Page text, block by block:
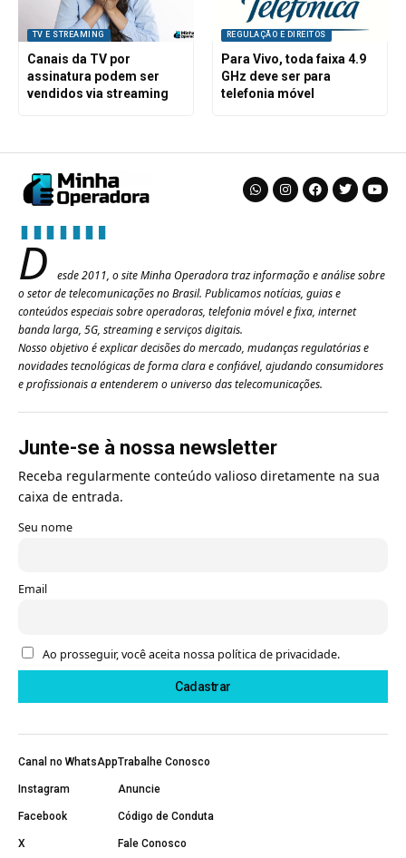
TV E STREAMING
Canais da TV por
assinatura podem ser
vendidos via streaming
REGULAÇÃO E DIREITOS
Para Vivo, toda faixa 4.9
GHz deve ser para
telefonia móvel
D
esde 2011, o site Minha Operadora traz informação e análise sobre
o setor de telecomunicações no Brasil. Publicamos notícias, guias e
conteúdos especiais sobre operadoras, telefonia móvel e fixa, internet
banda larga, 5G, streaming e serviços digitais.
Nosso objetivo é explicar decisões do mercado, mudanças regulatórias e
novidades tecnológicas de forma clara e confiável, ajudando consumidores
e profissionais a entenderem o universo das telecomunicações.
Junte-se à nossa newsletter
Receba regularmente conteúdo valioso diretamente na sua
caixa de entrada.
Seu nome
Email
Ao prosseguir, você aceita nossa política de privacidade.
Canal no WhatsApp
Instagram
Facebook
X
Trabalhe Conosco
Anuncie
Código de Conduta
Fale Conosco